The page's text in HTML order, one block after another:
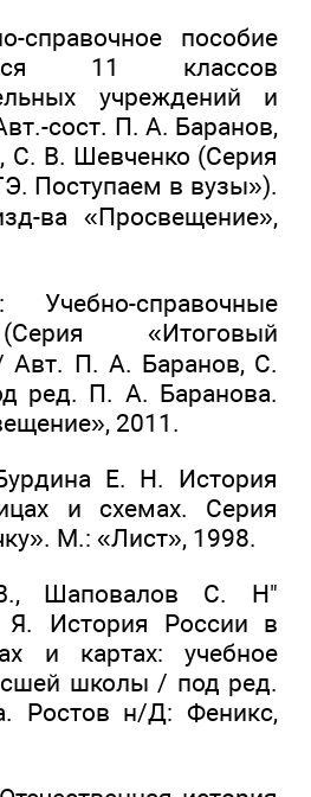
справочное пособие
11 классов
учреждений и
сост. П. А. Баранов,
С. В. Шевченко (Серия
Поступаем в вузы»).
ва «Просвещение»,
справочные
«Итоговый
Авт. П. А. Баранов, С.
ред. П. А. Баранова.
2011.
Е. Н. История
и схемах. Серия
М.: «Лист», 1998.
Шаповалов С. Н"
История России в
и картах: учебное
школы / под ред.
Ростов н/Д: Феникс,